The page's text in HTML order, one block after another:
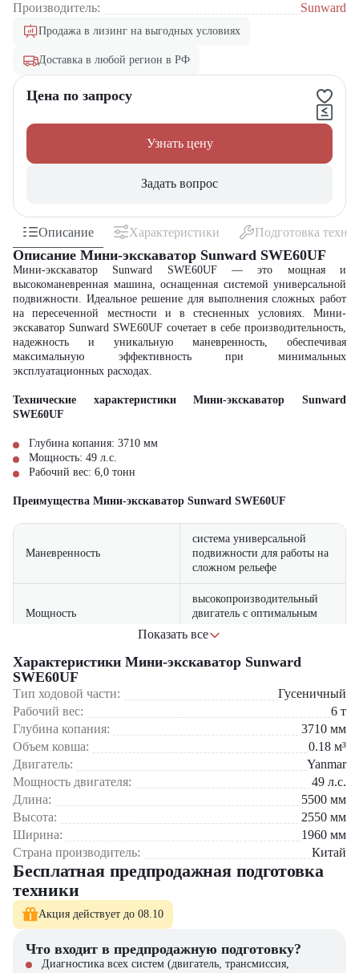
Производитель:
Sunward
Продажа в лизинг на выгодных условиях
Доставка в любой регион в РФ
Цена по запросу
Узнать цену
Задать вопрос
Описание Характеристики Подготовка
Описание Мини-экскаватор Sunward SWE60UF
Мини-экскаватор Sunward SWE60UF — это мощная и
высокоманевренная машина, оснащенная системой универсальной
подвижности. Идеальное решение для выполнения сложных работ
на пересеченной местности и в стесненных условиях. Мини-
экскаватор Sunward SWE60UF сочетает в себе производительность,
надежность и уникальную маневренность, обеспечивая
максимальную эффективность при минимальных
эксплуатационных расходах.
Технические характеристики Мини-экскаватор Sunward
SWE60UF
Глубина копания: 3710 мм
Мощность: 49 л.с.
Рабочий вес: 6,0 тонн
Преимущества Мини-экскаватор Sunward SWE60UF
Маневренность
система универсальной
подвижности для работы на
сложном рельефе
Мощность
высокопроизводительный
двигатель с оптимальным
Универсальность
совместимость с широким
спектром навесного
Стабильность
усиленная конструкция
рамы для безопасной работы
Экономичность
оптимизированный расход
Мини-экскаватор Sunward SWE60UF оптимален для:
Работ на пересеченной местности и сложном рельефе
Коммунального хозяйства и благоустройства
Ландшафтных работ и озеленения
Прокладки коммуникаций в сложных условиях
Мини-экскаватор Sunward SWE60UF представляет собой
уникальное сочетание мощности и маневренности. Система
универсальной подвижности и конструкция делают эту модель
незаменимым решением для профессионалов, работающих в самых
сложных условиях и требующих производительности.
Мини-экскаватор Sunward SWE60UF можно приобрести в
компании "ЦТО". Мы являемся официальным дилером и
предлагаем новые модели техники с полным сервисным
сопровождением. На нашем сайте вы найдете широкий выбор
Показать все
Характеристики Мини-экскаватор Sunward
SWE60UF
Тип ходовой части:
Гусеничный
Рабочий вес:
6 т
Глубина копания:
3710 мм
Объем ковша:
0.18 м³
Двигатель:
Yanmar
Мощность двигателя:
49 л.с.
Длина:
5500 мм
Высота:
2550 мм
Ширина:
1960 мм
Страна производитель:
Китай
Бесплатная предпродажная подготовка
техники
Акция действует до 08.10
Что входит в предпродажную подготовку?
Диагностика всех систем (двигатель, трансмиссия,